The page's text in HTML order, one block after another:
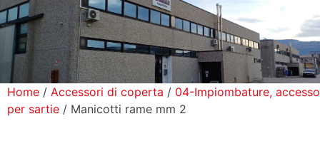
Prodotti
Home / Accessori di coperta / 04-Impiombature,
per sartie / Manicotti rame mm 2